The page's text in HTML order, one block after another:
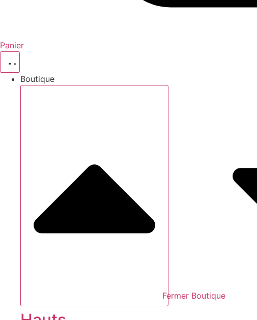
Panier
Boutique
Fermer Boutique